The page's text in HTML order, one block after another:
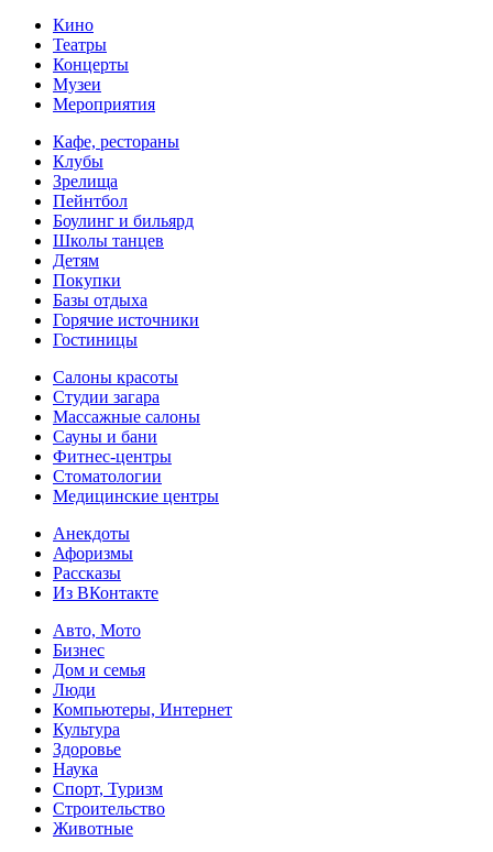
Кино
Театры
Концерты
Музеи
Мероприятия
Кафе, рестораны
Клубы
Зрелища
Пейнтбол
Боулинг и бильярд
Школы танцев
Детям
Покупки
Базы отдыха
Горячие источники
Гостиницы
Салоны красоты
Студии загара
Массажные салоны
Сауны и бани
Фитнес-центры
Стоматологии
Медицинские центры
Анекдоты
Афоризмы
Рассказы
Из ВКонтакте
Авто, Мото
Бизнес
Дом и семья
Люди
Компьютеры, Интернет
Культура
Здоровье
Наука
Спорт, Туризм
Строительство
Животные